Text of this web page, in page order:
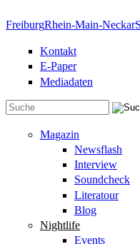
FreiburgRhein-Main-Neckar
Kontakt
E-Paper
Mediadaten
Magazin
Newsflash
Interview
Soundcheck
Literatour
Blog
Nightlife
Events